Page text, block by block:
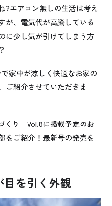
?エアコン無しの生活は考え
が、電気代が高騰している
に少し気が引けてしまう方
家中が涼しく快適なお家の
ご紹介させていただきま
くり」Vol.8に掲載予定のお
をご紹介！最新号の発売を
目を引く外観